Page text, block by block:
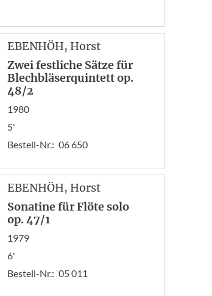
EBENHÖH, Horst
Zwei festliche Sätze für
Blechbläserquintett op.
48/2
1980
5'
Bestell-Nr.: 06 650
EBENHÖH, Horst
Sonatine für Flöte solo
op. 47/1
1979
6'
Bestell-Nr.: 05 011